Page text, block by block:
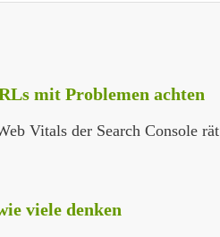
mit Problemen achten
Vitals der Search Console rät
viele denken